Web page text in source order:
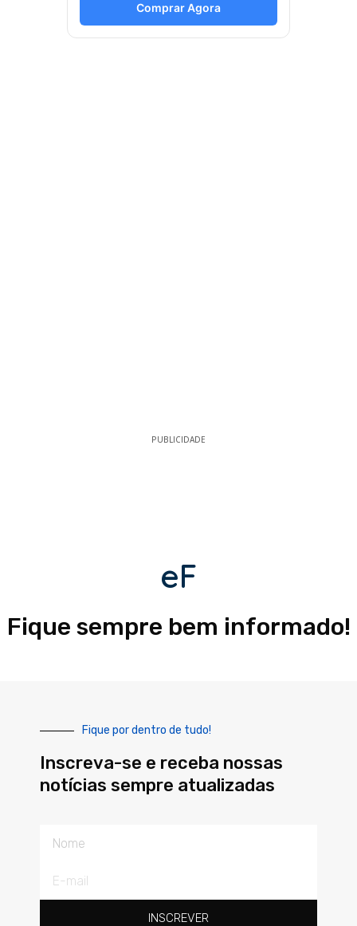
Comprar Agora
PUBLICIDADE
eF
Fique sempre bem informado!
Fique por dentro de tudo!
Inscreva-se e receba nossas
notícias sempre atualizadas
INSCREVER